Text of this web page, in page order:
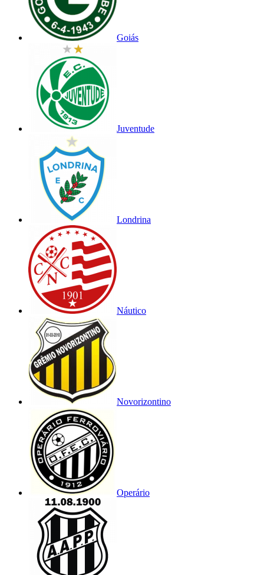
Goiás
Juventude
Londrina
Náutico
Novorizontino
Operário